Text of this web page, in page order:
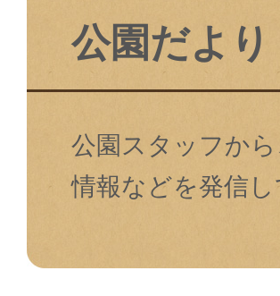
公園だより
公園スタッフか
情報などを発信